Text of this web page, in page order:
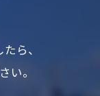
ら、
い。